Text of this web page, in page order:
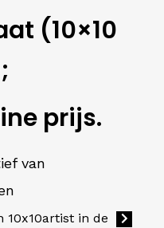
(10×10
prijs.
van
10x10artist in de